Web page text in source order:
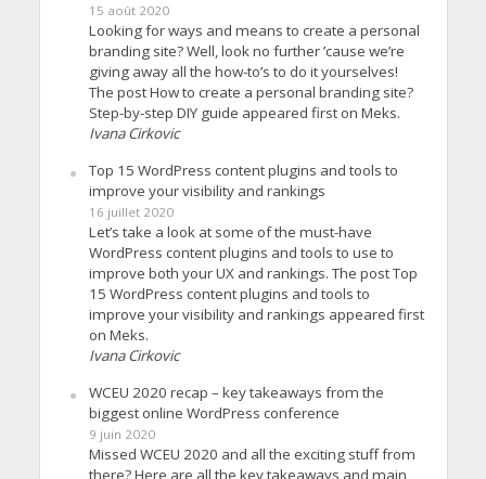
15 août 2020
Looking for ways and means to create a personal
branding site? Well, look no further ’cause we’re
giving away all the how-to’s to do it yourselves!
The post How to create a personal branding site?
Step-by-step DIY guide appeared first on Meks.
Ivana Cirkovic
Top 15 WordPress content plugins and tools to
improve your visibility and rankings
16 juillet 2020
Let’s take a look at some of the must-have
WordPress content plugins and tools to use to
improve both your UX and rankings. The post Top
15 WordPress content plugins and tools to
improve your visibility and rankings appeared first
on Meks.
Ivana Cirkovic
WCEU 2020 recap – key takeaways from the
biggest online WordPress conference
9 juin 2020
Missed WCEU 2020 and all the exciting stuff from
there? Here are all the key takeaways and main